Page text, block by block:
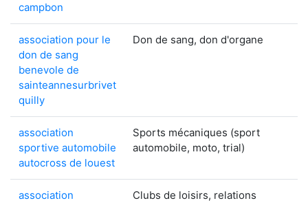
campbon
association pour le
don de sang
benevole de
sainteannesurbrivet
quilly
Don de sang, don d'organe
association
sportive automobile
autocross de louest
Sports mécaniques (sport
automobile, moto, trial)
association
Clubs de loisirs, relations